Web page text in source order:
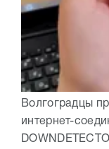
Волгоградцы
интернет-